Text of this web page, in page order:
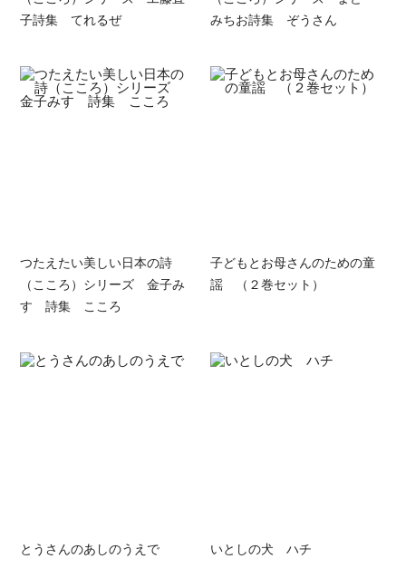
子詩集 てれるぜ
みちお詩集 ぞうさん
つたえたい美しい日本の詩
（こころ）シリーズ 金子み
すゞ詩集 こころ
子どもとお母さんのための童
謡 （２巻セット）
とうさんのあしのうえで いとしの犬 ハチ